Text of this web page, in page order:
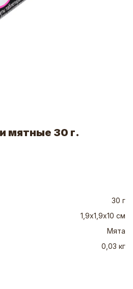
мятные 30 г.
30 г
1,9х1,9х10 см
Мята
0,03 кг